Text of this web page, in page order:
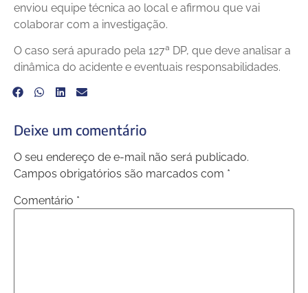
enviou equipe técnica ao local e afirmou que vai
colaborar com a investigação.
O caso será apurado pela 127ª DP, que deve analisar a
dinâmica do acidente e eventuais responsabilidades.
Deixe um comentário
O seu endereço de e-mail não será publicado.
Campos obrigatórios são marcados com *
Comentário *